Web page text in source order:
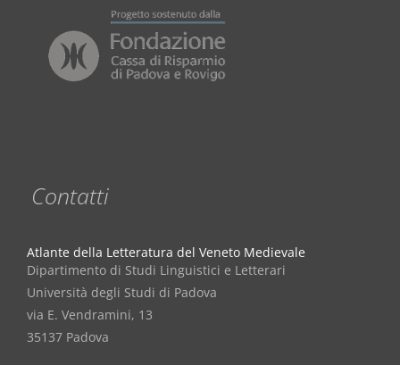
Contatti
Atlante della Letteratura del Veneto Medievale
Dipartimento di Studi Linguistici e Letterari
Università degli Studi di Padova
via E. Vendramini, 13
35137 Padova